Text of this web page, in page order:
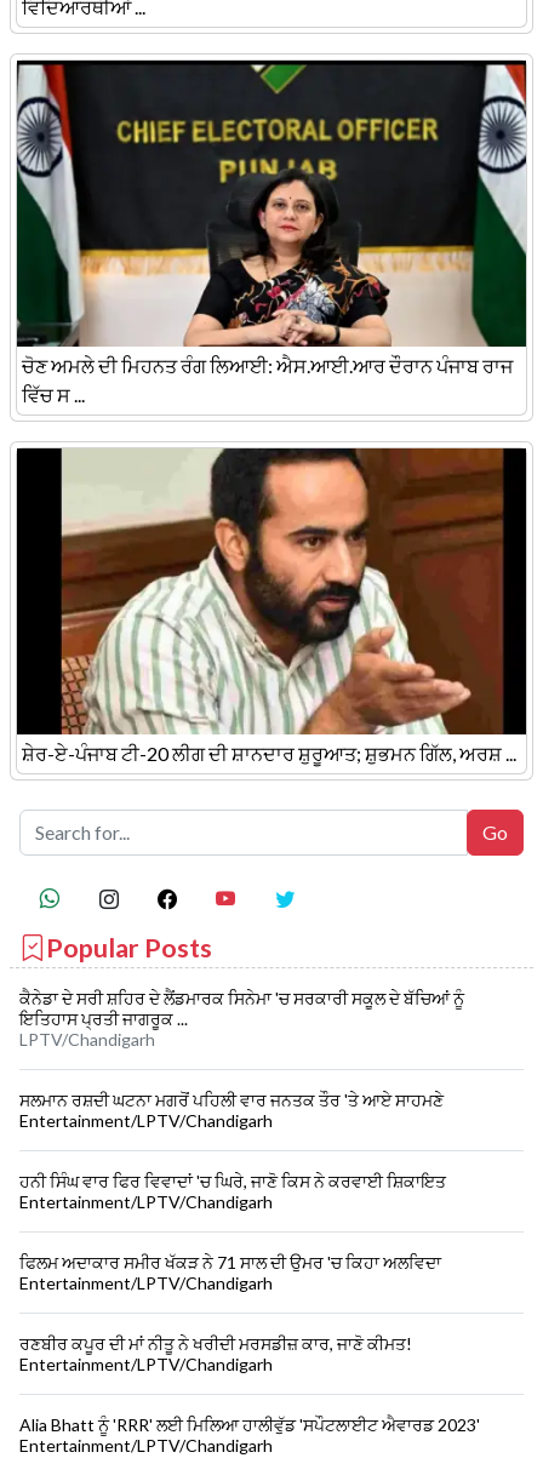
ਵਿਦਿਆਰਥੀਆਂ ...
ਚੋਣ ਅਮਲੇ ਦੀ ਮਿਹਨਤ ਰੰਗ ਲਿਆਈ: ਐਸ.ਆਈ.ਆਰ ਦੌਰਾਨ ਪੰਜਾਬ ਰਾਜ
ਵਿੱਚ ਸ ...
ਸ਼ੇਰ-ਏ-ਪੰਜਾਬ ਟੀ-20 ਲੀਗ ਦੀ ਸ਼ਾਨਦਾਰ ਸ਼ੁਰੂਆਤ; ਸ਼ੁਭਮਨ ਗਿੱਲ, ਅਰਸ਼ ...
Popular Posts
ਕੈਨੇਡਾ ਦੇ ਸਰੀ ਸ਼ਹਿਰ ਦੇ ਲੈਂਡਮਾਰਕ ਸਿਨੇਮਾ 'ਚ ਸਰਕਾਰੀ ਸਕੂਲ ਦੇ ਬੱਚਿਆਂ ਨੂੰ
ਇਤਿਹਾਸ ਪ੍ਰਤੀ ਜਾਗਰੂਕ ...
LPTV/Chandigarh
ਸਲਮਾਨ ਰਸ਼ਦੀ ਘਟਨਾ ਮਗਰੋਂ ਪਹਿਲੀ ਵਾਰ ਜਨਤਕ ਤੌਰ 'ਤੇ ਆਏ ਸਾਹਮਣੇ
Entertainment/LPTV/Chandigarh
ਹਨੀ ਸਿੰਘ ਵਾਰ ਫਿਰ ਵਿਵਾਦਾਂ 'ਚ ਘਿਰੇ, ਜਾਣੋ ਕਿਸ ਨੇ ਕਰਵਾਈ ਸ਼ਿਕਾਇਤ
Entertainment/LPTV/Chandigarh
ਫਿਲਮ ਅਦਾਕਾਰ ਸਮੀਰ ਖੱਕੜ ਨੇ 71 ਸਾਲ ਦੀ ਉਮਰ 'ਚ ਕਿਹਾ ਅਲਵਿਦਾ
Entertainment/LPTV/Chandigarh
ਰਣਬੀਰ ਕਪੂਰ ਦੀ ਮਾਂ ਨੀਤੂ ਨੇ ਖਰੀਦੀ ਮਰਸਡੀਜ਼ ਕਾਰ, ਜਾਣੋ ਕੀਮਤ!
Entertainment/LPTV/Chandigarh
Alia Bhatt ਨੂੰ 'RRR' ਲਈ ਮਿਲਿਆ ਹਾਲੀਵੁੱਡ 'ਸਪੌਟਲਾਈਟ ਐਵਾਰਡ 2023'
Entertainment/LPTV/Chandigarh